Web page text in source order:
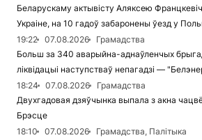
Беларускаму актывісту Аляксею
Украіне, на 10 гадоў забаронены ўезд у
19:22
07.08.2026
Грамадства
Больш за 340 аварыйна-аднаўленчых
ліквідацыі наступстваў непагадзі —
18:24
07.08.2026
Грамадства
Двухгадовая дзяўчынка выпала з акна
Брэсце
18:10
07.08.2026
Грамадства, Палітыка